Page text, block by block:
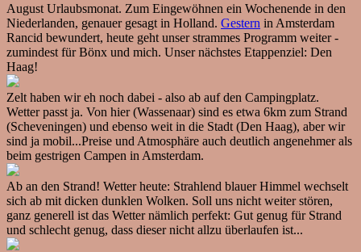
August Urlaubsmonat. Zum Eingewöhnen ein Wochenende in den
Niederlanden, genauer gesagt in Holland. Gestern in Amsterdam
Rancid bewundert, heute geht unser strammes Programm weiter -
zumindest für Bönx und mich. Unser nächstes Etappenziel: Den
Haag!
Zelt haben wir eh noch dabei - also ab auf den Campingplatz.
Wetter passt ja. Von hier (Wassenaar) sind es etwa 6km zum Strand
(Scheveningen) und ebenso weit in die Stadt (Den Haag), aber wir
sind ja mobil...Preise und Atmosphäre auch deutlich angenehmer als
beim gestrigen Campen in Amsterdam.
Ab an den Strand! Wetter heute: Strahlend blauer Himmel wechselt
sich ab mit dicken dunklen Wolken. Soll uns nicht weiter stören,
ganz generell ist das Wetter nämlich perfekt: Gut genug für Strand
und schlecht genug, dass dieser nicht allzu überlaufen ist...